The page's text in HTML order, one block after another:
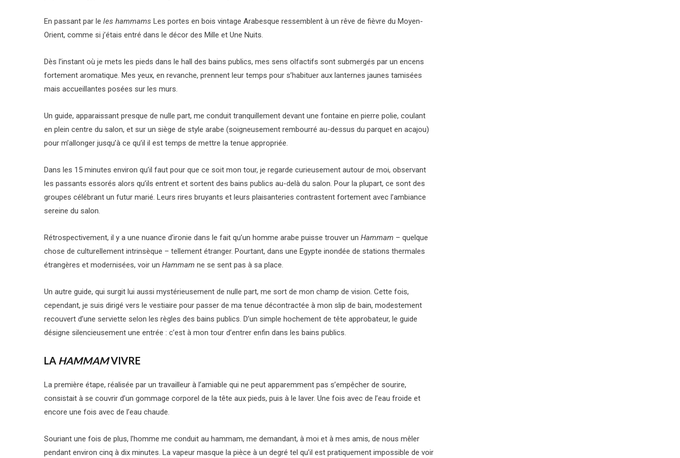
En passant par le les hammams Les portes en bois vintage Arabesque ressemblent à un rêve de fièvre du Moyen-
Orient, comme si j’étais entré dans le décor des Mille et Une Nuits.
Dès l’instant où je mets les pieds dans le hall des bains publics, mes sens olfactifs sont submergés par un encens
fortement aromatique. Mes yeux, en revanche, prennent leur temps pour s’habituer aux lanternes jaunes tamisées
mais accueillantes posées sur les murs.
Un guide, apparaissant presque de nulle part, me conduit tranquillement devant une fontaine en pierre polie, coulant
en plein centre du salon, et sur un siège de style arabe (soigneusement rembourré au-dessus du parquet en acajou)
pour m’allonger jusqu’à ce qu’il il est temps de mettre la tenue appropriée.
Dans les 15 minutes environ qu’il faut pour que ce soit mon tour, je regarde curieusement autour de moi, observant
les passants essorés alors qu’ils entrent et sortent des bains publics au-delà du salon. Pour la plupart, ce sont des
groupes célébrant un futur marié. Leurs rires bruyants et leurs plaisanteries contrastent fortement avec l’ambiance
sereine du salon.
Rétrospectivement, il y a une nuance d’ironie dans le fait qu’un homme arabe puisse trouver un Hammam – quelque
chose de culturellement intrinsèque – tellement étranger. Pourtant, dans une Egypte inondée de stations thermales
étrangères et modernisées, voir un Hammam ne se sent pas à sa place.
Un autre guide, qui surgit lui aussi mystérieusement de nulle part, me sort de mon champ de vision. Cette fois,
cependant, je suis dirigé vers le vestiaire pour passer de ma tenue décontractée à mon slip de bain, modestement
recouvert d’une serviette selon les règles des bains publics. D’un simple hochement de tête approbateur, le guide
désigne silencieusement une entrée : c’est à mon tour d’entrer enfin dans les bains publics.
LA HAMMAMVIVRE
La première étape, réalisée par un travailleur à l’amiable qui ne peut apparemment pas s’empêcher de sourire,
consistait à se couvrir d’un gommage corporel de la tête aux pieds, puis à le laver. Une fois avec de l’eau froide et
encore une fois avec de l’eau chaude.
Souriant une fois de plus, l’homme me conduit au hammam, me demandant, à moi et à mes amis, de nous mêler
pendant environ cinq à dix minutes. La vapeur masque la pièce à un degré tel qu’il est pratiquement impossible de voir